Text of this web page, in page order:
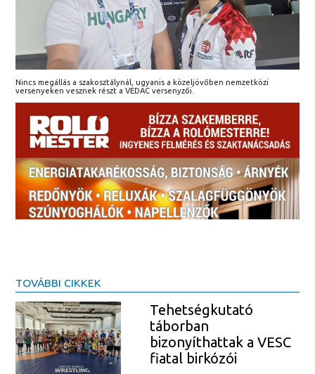
Nincs megállás a szakosztálynál, ugyanis a közeljövőben nemzetközi
versenyeken vesznek részt a VEDAC versenyzői.
TOVÁBBI CIKKEK
Tehetségkutató
táborban
bizonyíthattak a VESC
fiatal birkózói